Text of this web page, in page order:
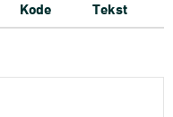
Kode Tekst